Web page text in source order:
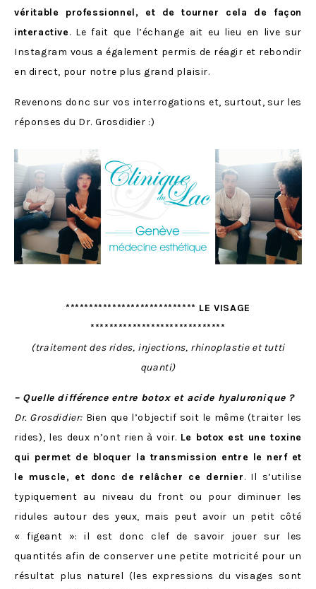
véritable professionnel, et de tourner cela de façon
interactive. Le fait que l’échange ait eu lieu en live sur
Instagram vous a également permis de réagir et rebondir
en direct, pour notre plus grand plaisir.
Revenons donc sur vos interrogations et, surtout, sur les
réponses du Dr. Grosdidier :)
**************************** LE VISAGE
*****************************
(traitement des rides, injections, rhinoplastie et tutti
quanti)
– Quelle différence entre botox et acide hyaluronique ?
Dr. Grosdidier: Bien que l’objectif soit le même (traiter les
rides), les deux n’ont rien à voir. Le botox est une toxine
qui permet de bloquer la transmission entre le nerf et
le muscle, et donc de relâcher ce dernier. Il s’utilise
typiquement au niveau du front ou pour diminuer les
ridules autour des yeux, mais peut avoir un petit côté
« figeant »: il est donc clef de savoir jouer sur les
quantités afin de conserver une petite motricité pour un
résultat plus naturel (les expressions du visages sont